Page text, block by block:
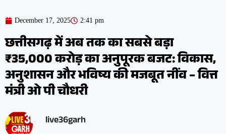
December 17, 2025 2:41 pm
छत्तीसगढ़ में अब तक का सबसे बड़ा
₹35,000 करोड़ का अनुपूरक बजट: विकास,
अनुशासन और भविष्य की मजबूत नींव – वित्त
मंत्री ओ पी चौधरी
live36garh